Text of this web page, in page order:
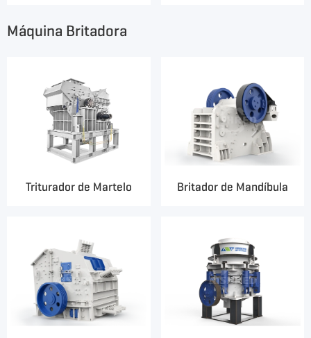
Máquina Britadora
Triturador de Martelo Britador de Mandíbula